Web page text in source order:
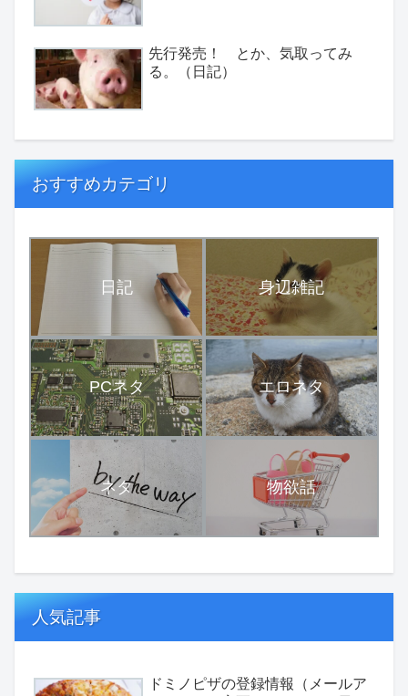
先行発売！ とか、気取ってみ
る。（日記）
おすすめカテゴリ
日記 身辺雑記
PCネタ エロネタ
ネタ 物欲話
人気記事
ドミノピザの登録情報（メールア